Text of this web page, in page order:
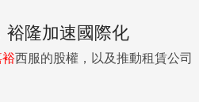
生命重心，落寞之感油然而生。
漸漸開始抑鬱起來，覺得自己什
感染上所謂的「退休症候群」。
後，只剩下赤裸裸的自己，沒有
題，我很早就已經開始思考，記
裕隆加速國際化
裕西服的股權，以及推動租賃公司